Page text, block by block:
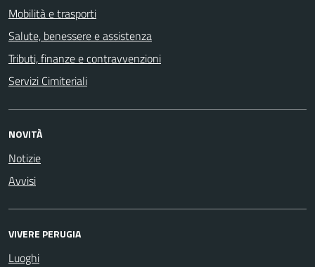
Mobilità e trasporti
Salute, benessere e assistenza
Tributi, finanze e contravvenzioni
Servizi Cimiteriali
NOVITÀ
Notizie
Avvisi
VIVERE PERUGIA
Luoghi